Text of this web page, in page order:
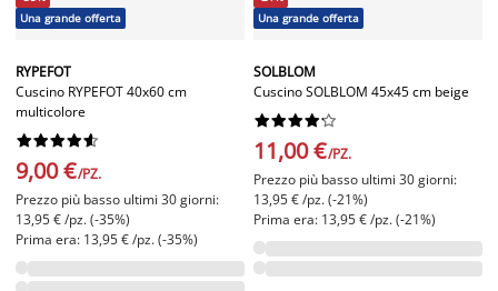
Una grande offerta
RYPEFOT
Cuscino RYPEFOT 40x60 cm
multicolore






9,00 €/PZ.
Prezzo più basso ultimi 30 giorni:
13,95 € /pz. (-35%)
Prima era: 13,95 € /pz. (-35%)
Una grande offerta
SOLBLOM
Cuscino SOLBLOM 45x45 cm beige






11,00 €/PZ.
Prezzo più basso ultimi 30 giorni:
13,95 € /pz. (-21%)
Prima era: 13,95 € /pz. (-21%)